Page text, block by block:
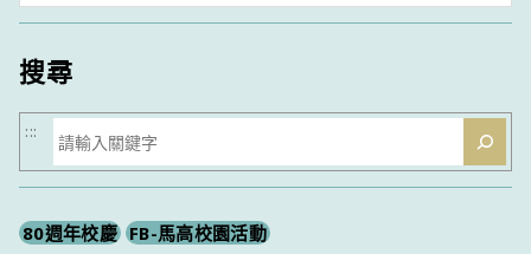
類
搜尋
搜
尋
:::
80週年校慶 FB-馬高校園活動